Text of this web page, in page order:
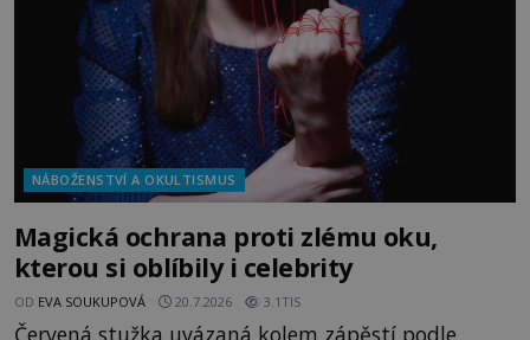
NÁBOŽENSTVÍ A OKULTISMUS
Magická ochrana proti zlému oku,
kterou si oblíbily i celebrity
OD EVA SOUKUPOVÁ 20.7.2026 3.1TIS
Červená stužka uvázaná kolem zápěstí podle